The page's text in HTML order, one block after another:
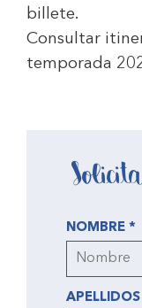
billete.
Consultar
temporada
NOMBRE *